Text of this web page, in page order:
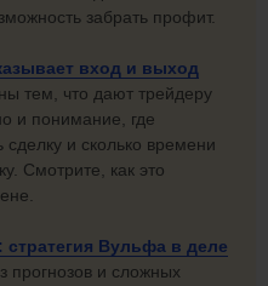
забрать профит.
вход и выход
тем, что дают трейдеру
и понимание, где
и сколько времени
Смотрите, как это
Вульфа в деле
прогнозов и сложных